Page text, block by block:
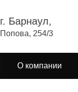
г. Барнаул,
Попова, 254/3
О компании